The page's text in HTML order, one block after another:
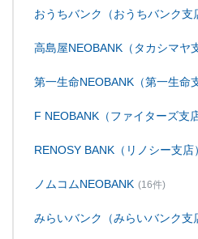
おうちバンク（おうちバンク支
高島屋NEOBANK（タカシマヤ
第一生命NEOBANK（第一生命
F NEOBANK（ファイターズ支店
RENOSY BANK（リノシー支店）
ノムコムNEOBANK (16件)
みらいバンク（みらいバンク支